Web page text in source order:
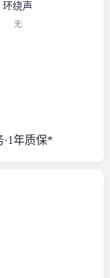
环绕声
无
·1年质保*